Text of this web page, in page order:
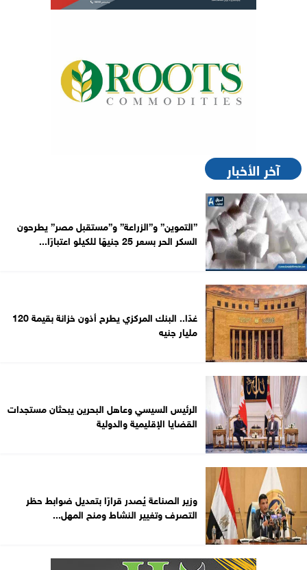
آخر الأخبار
”التموين” و”الزراعة” و”مستقبل مصر” يطرحون
السكر الحر بسعر 25 جنيهًا للكيلو اعتبارًا...
غدًا.. البنك المركزي يطرح أذون خزانة بقيمة 120
مليار جنيه
الرئيس السيسي وعاهل البحرين يبحثان مستجدات
القضايا الإقليمية والدولية
وزير الصناعة يُصدر قرارًا بتعديل ضوابط حظر
التصرف وتغيير النشاط ومنح المهل...